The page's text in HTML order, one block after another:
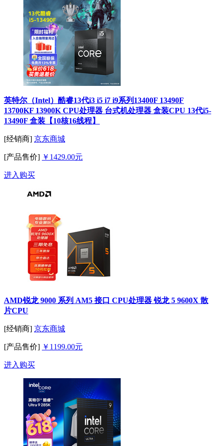
英特尔（Intel）酷睿13代i3 i5 i7 i9系列13400F 13490F
13700KF 13900K CPU处理器 台式机处理器 盒装CPU 13代i5-
13490F 盒装【10核16线程】
[经销商] 京东商城
[产品售价] ￥1429.00元
进入购买
AMD锐龙 9000 系列 AM5 接口 CPU处理器 锐龙 5 9600X 散
片CPU
[经销商] 京东商城
[产品售价] ￥1199.00元
进入购买